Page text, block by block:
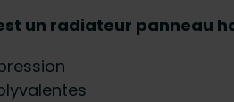
un radiateur panneau